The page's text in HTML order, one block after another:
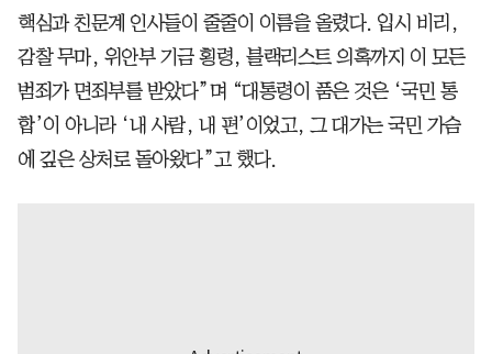
핵심과 친문계 인사들이 줄줄이 이름을 올렸다. 입시 비리,
감찰 무마, 위안부 기금 횡령, 블랙리스트 의혹까지 이 모든
범죄가 면죄부를 받았다”며 “대통령이 품은 것은 ‘국민 통
합’이 아니라 ‘내 사람, 내 편’이었고, 그 대가는 국민 가슴
에 깊은 상처로 돌아왔다”고 했다.